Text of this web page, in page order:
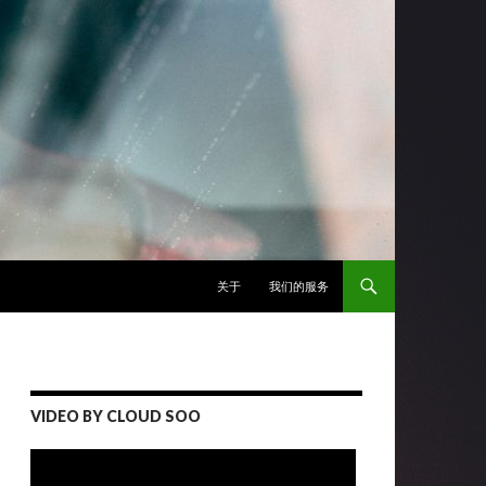
关于
我们的服务
VIDEO BY CLOUD SOO